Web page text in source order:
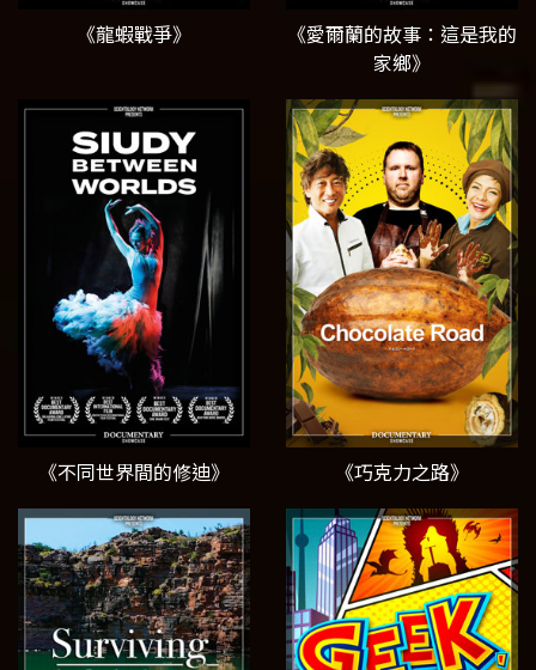
《龍蝦戰爭》
《愛爾蘭的故事：這是我的
家鄉》
《不同世界間的修迪》 《巧克力之路》